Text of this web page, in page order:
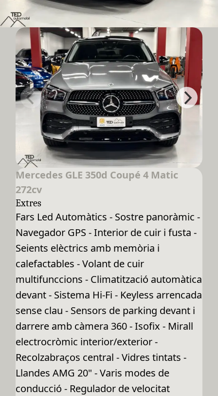
Mercedes GLE 350d Coupé 4 Matic
272cv
Extres
Fars Led Automàtics - Sostre panoràmic -
Navegador GPS - Interior de cuir i fusta -
Seients elèctrics amb memòria i
calefactables - Volant de cuir
multifunccions - Climatització automàtica
devant - Sistema Hi-Fi - Keyless arrencada
sense clau - Sensors de parking devant i
darrere amb càmera 360 - Isofix - Mirall
electrocròmic interior/exterior -
Recolzabraços central - Vidres tintats -
Llandes AMG 20" - Varis modes de
conducció - Regulador de velocitat